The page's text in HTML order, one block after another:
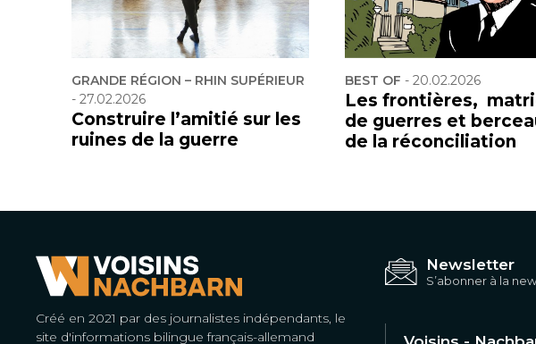
GRANDE RÉGION – RHIN SUPÉRIEUR
- 27.02.2026
Construire l’amitié sur les
ruines de la guerre
BEST OF - 20.02.2026
Les frontières,
de guerres et
de la réconciliation
Créé en 2021 par des journalistes indépendants, le
site d'informations bilingue français-allemand
Newsletter
S’abonner à la